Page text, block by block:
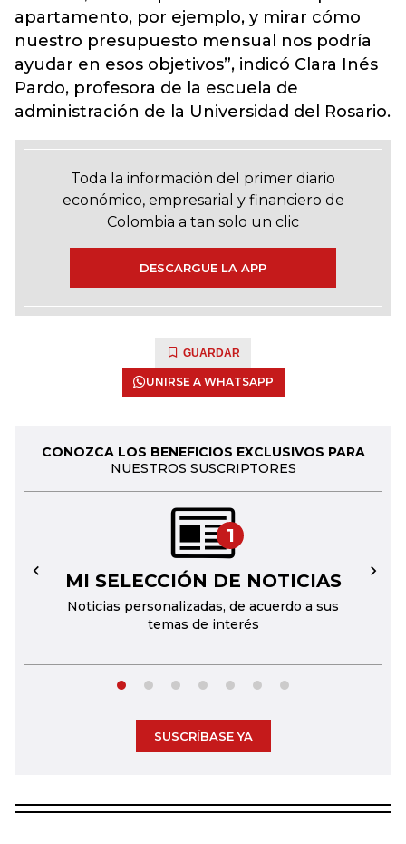
apartamento, por ejemplo, y mirar cómo
nuestro presupuesto mensual nos podría
ayudar en esos objetivos”, indicó Clara Inés
Pardo, profesora de la escuela de
administración de la Universidad del Rosario.
Toda la información del primer diario
económico, empresarial y financiero de
Colombia a tan solo un clic
DESCARGUE LA APP
GUARDAR
UNIRSE A WHATSAPP
CONOZCA LOS BENEFICIOS EXCLUSIVOS PARA
NUESTROS SUSCRIPTORES
1
MI SELECCIÓN DE NOTICIAS
Noticias personalizadas, de acuerdo a sus
temas de interés
← →
SUSCRÍBASE YA